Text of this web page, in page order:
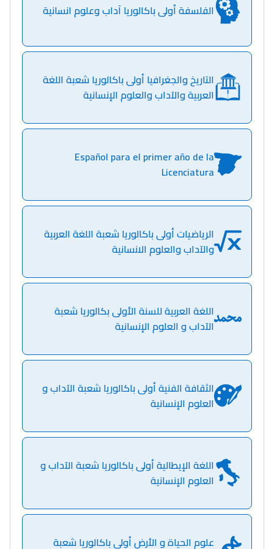
التعليم الثانوي التأهيلي
Collège au Maroc
+ de 78 Sujets
Interviews/Vidéos
دليل المهن
ما يزيد عن 149 مهنة
التوجيه بالثانوي و الإعدادي
الفلسفة أولى باكالوريا آداب وعلوم انسانية
التاريخ والجغرافيا أولى باكالوريا شعبة اللغة
العربية والآداب والعلوم الإنسانية
Español para el primer año de la
Licenciatura
الرياضيات أولى باكالوريا شعبة اللغة العربية
والآداب والعلوم الانسانية
اللغة العربية للسنة الأولى بكالوريا شعبة
الآداب و العلوم الإنسانية
الثقافة الفنية أولى باكالوريا شعبة الآداب و
العلوم الإنسانية
اللغة الإيطالية أولى باكالوريا شعبة الآداب و
العلوم الإنسانية
علوم الحياة و الأرض أولى باكالوريا شعبة